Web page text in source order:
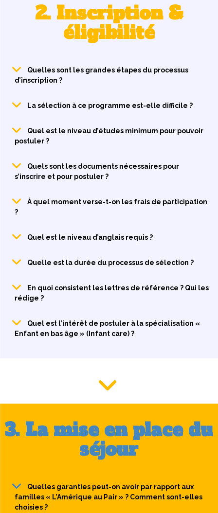
2. Inscription &
éligibilité
Quelles sont les grandes étapes du processus
d’inscription ?
La sélection à ce programme est-elle difficile ?
Quel est le niveau d’études minimum pour pouvoir
postuler ?
Quels sont les documents nécessaires pour
s’inscrire et pour postuler ?
À quel moment verse-t-on les frais de participation
?
Quel est le niveau d’anglais requis ?
Quelle est la durée du processus de sélection ?
En quoi consistent les lettres de référence ? Qui les
rédige ?
Quel est l’intérêt de postuler à la spécialisation «
Enfant en bas âge » (Infant care) ?
3. La mise en place du
séjour
Quelles garanties peut-on avoir par rapport aux
familles « L’Amérique au Pair » ? Comment sont-elles
choisies ?